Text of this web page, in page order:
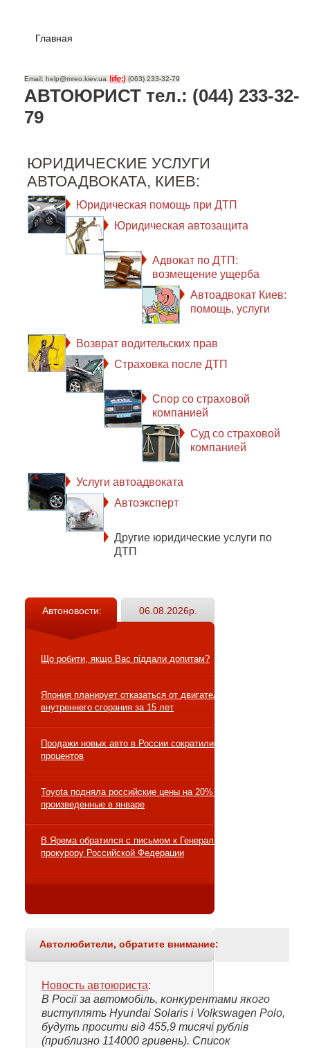
Главная
Email: help@mreo.kiev.ua (063) 233-32-79
АВТОЮРИСТ тел.: (044) 233-32-
79
ЮРИДИЧЕСКИЕ УСЛУГИ
АВТОАДВОКАТА, КИЕВ:
Юридическая помощь при ДТП
Юридическая автозащита
Адвокат по ДТП:
возмещение ущерба
Автоадвокат Киев:
помощь, услуги
Возврат водительских прав
Страховка после ДТП
Спор со страховой
компанией
Суд со страховой
компанией
Услуги автоадвоката
Автоэксперт
Другие юридические услуги по
ДТП
Автоновости: 06.08.2026р.
Що робити, якщо Вас піддали допитам?
Япония планирует отказаться от двигателей
внутреннего сгорания за 15 лет
Продажи новых авто в России сократились на 10
процентов
Toyota подняла российские цены на 20% на авто,
произведенные в январе
В.Ярема обратился с письмом к Генеральному
прокурору Российской Федерации
Автолюбители, обратите внимание:
Новость автоюриста:
В Росії за автомобіль, конкурентами якого
виступлять Hyundai Solaris і Volkswagen Polo,
будуть просити від 455,9 тисячі рублів
(приблизно 114000 гривень). Список